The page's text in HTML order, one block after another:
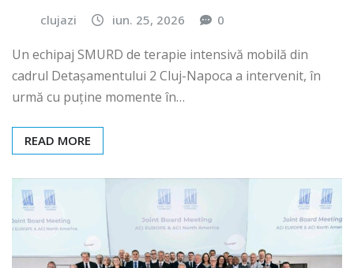
clujazi iun. 25, 2026 0
Un echipaj SMURD de terapie intensivă mobilă din
cadrul Detașamentului 2 Cluj-Napoca a intervenit, în
urmă cu puține momente în…
READ MORE